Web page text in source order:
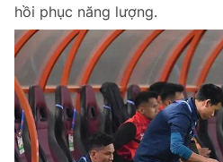
hồi phục năng lượng.